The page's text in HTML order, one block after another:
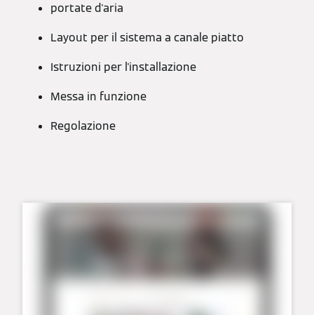
portate d'aria
Layout per il sistema a canale piatto
Istruzioni per l'installazione
Messa in funzione
Regolazione